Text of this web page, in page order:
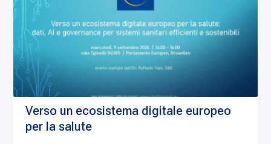
Verso un ecosistema digitale europeo
per la salute